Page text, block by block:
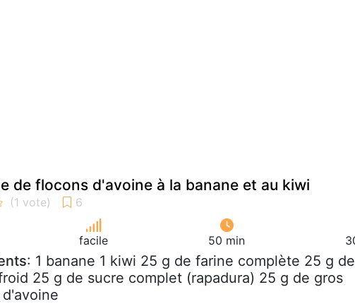
de flocons d'avoine à la banane et au kiwi
facile 50 min
: 1 banane 1 kiwi 25 g de farine complète 25 g de
25 g de sucre complet (rapadura) 25 g de gros